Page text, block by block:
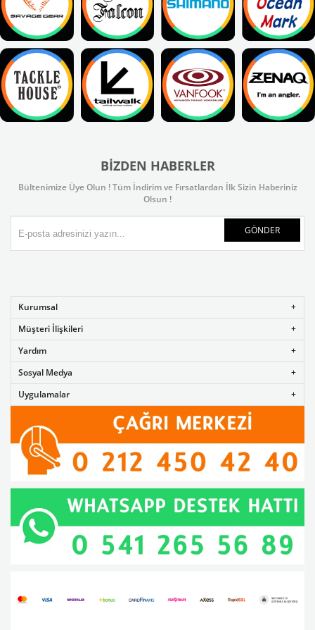
BIZDEN HABERLER
Bültenimize Üye Olun ! Tüm İndirim ve Fırsatlardan İlk Sizin Haberiniz
Olsun !
GÖNDER
Kurumsal
Müşteri İlişkileri
Yardım
Sosyal Medya
Uygulamalar